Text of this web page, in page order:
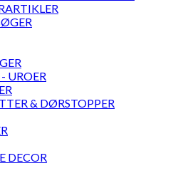
UROER
& DØRSTOPPER
DECOR